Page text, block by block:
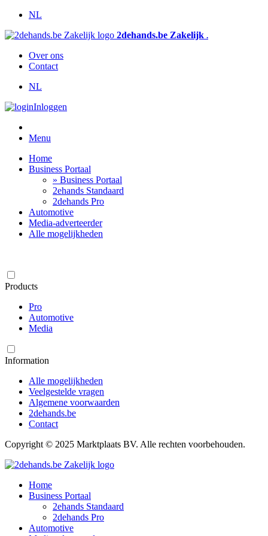
NL
2dehands.be Zakelijk .
Over ons
Contact
NL
Inloggen
Menu
Home
Business Portaal
» Business Portaal
2ehands Standaard
2dehands Pro
Automotive
Media-adverteerder
Alle mogelijkheden
Products
Pro
Automotive
Media
Information
Alle mogelijkheden
Veelgestelde vragen
Algemene voorwaarden
2dehands.be
Contact
Copyright © 2025 Marktplaats BV. Alle rechten voorbehouden.
Home
Business Portaal
2ehands Standaard
2dehands Pro
Automotive